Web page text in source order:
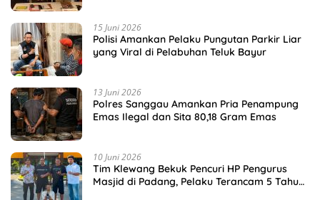
15 Juni 2026
Polisi Amankan Pelaku Pungutan Parkir Liar
yang Viral di Pelabuhan Teluk Bayur
13 Juni 2026
Polres Sanggau Amankan Pria Penampung
Emas Ilegal dan Sita 80,18 Gram Emas
10 Juni 2026
Tim Klewang Bekuk Pencuri HP Pengurus
Masjid di Padang, Pelaku Terancam 5 Tahun